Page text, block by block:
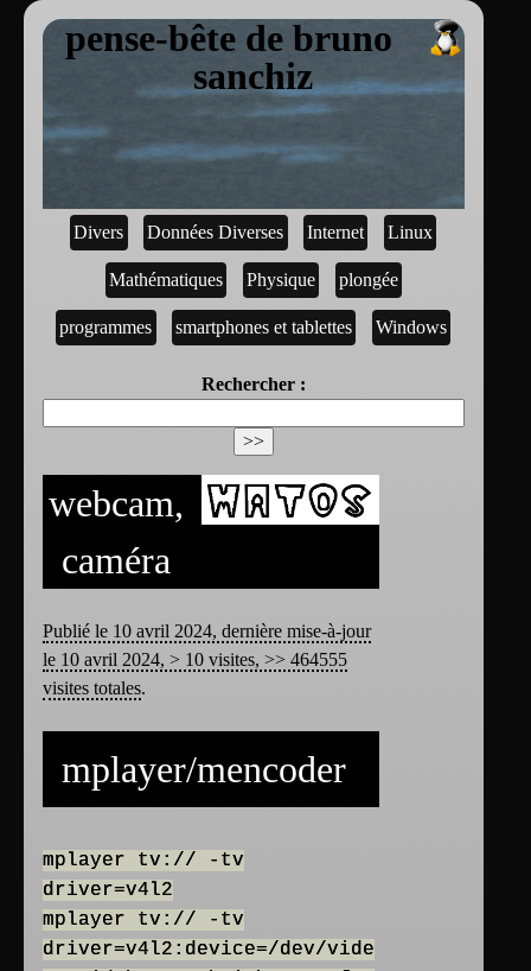
pense-bête de bruno
sanchiz
Divers Données Diverses Internet Linux
Mathématiques Physique plongée
programmes smartphones et tablettes Windows
Rechercher :
webcam,
caméra
Publié le 10 avril 2024, dernière mise-à-jour
le 10 avril 2024, > 10 visites, >> 464555
visites totales.
mplayer/mencoder
mplayer tv:// -tv
driver=v4l2
mplayer tv:// -tv
driver=v4l2:device=/dev/vide